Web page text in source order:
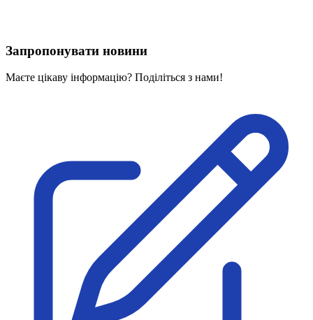
Запропонувати новини
Маєте цікаву інформацію? Поділіться з нами!